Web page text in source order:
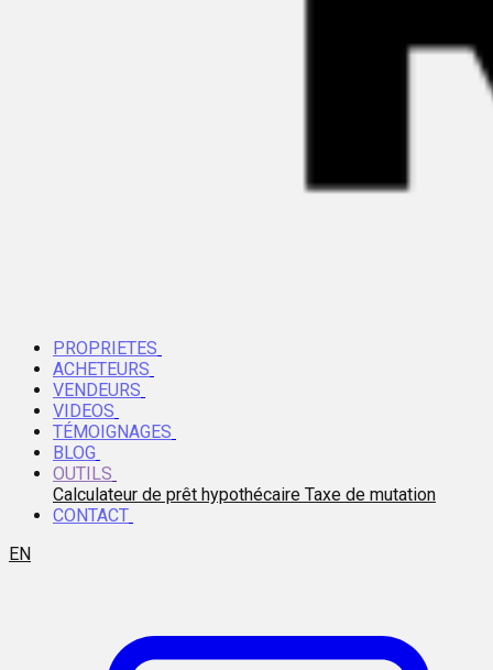
PROPRIETES
ACHETEURS
VENDEURS
VIDEOS
TÉMOIGNAGES
BLOG
OUTILS
Calculateur de prêt hypothécaire Taxe de mutation
CONTACT
EN